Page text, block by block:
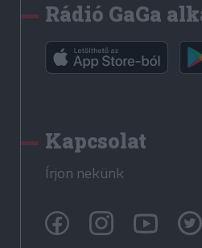
Rádió GaGa
Kapcsolat
Írjon nekünk